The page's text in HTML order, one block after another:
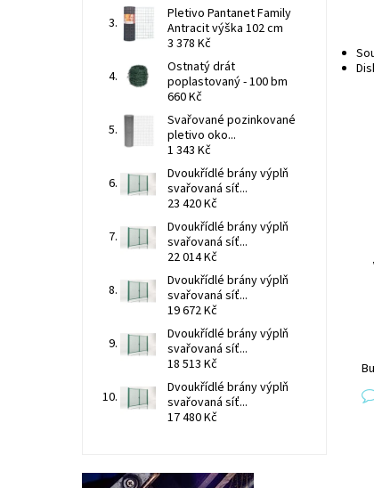
Pletivo Pantanet Family
Antracit výška 102 cm
3 378 Kč
Ostnatý drát
poplastovaný - 100 bm
660 Kč
Svařované pozinkované
pletivo oko...
1 343 Kč
Dvoukřídlé brány výplň
svařovaná síť...
23 420 Kč
Dvoukřídlé brány výplň
svařovaná síť...
22 014 Kč
Dvoukřídlé brány výplň
svařovaná síť...
19 672 Kč
Dvoukřídlé brány výplň
svařovaná síť...
18 513 Kč
Dvoukřídlé brány výplň
svařovaná síť...
17 480 Kč